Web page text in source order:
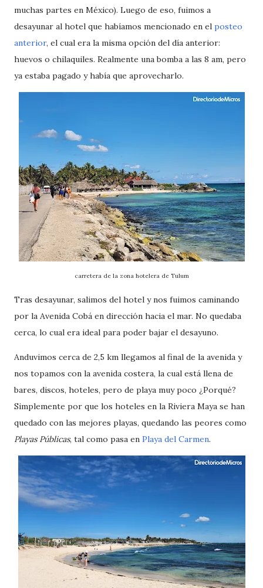
muchas partes en México). Luego de eso, fuimos a
desayunar al hotel que habíamos mencionado en el posteo
anterior, el cual era la misma opción del día anterior:
huevos o chilaquiles. Realmente una bomba a las 8 am, pero
ya estaba pagado y había que aprovecharlo.
carretera de la zona hotelera de Tulum
Tras desayunar, salimos del hotel y nos fuimos caminando
por la Avenida Cobá en dirección hacia el mar. No quedaba
cerca, lo cual era ideal para poder bajar el desayuno.
Anduvimos cerca de 2,5 km llegamos al final de la avenida y
nos topamos con la avenida costera, la cual está llena de
bares, discos, hoteles, pero de playa muy poco ¿Porqué?
Simplemente por que los hoteles en la Riviera Maya se han
quedado con las mejores playas, quedando las peores como
Playas Públicas, tal como pasa en Playa del Carmen.